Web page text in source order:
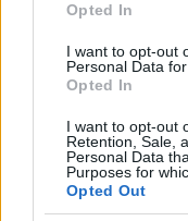
Opted In
I want to opt-out
Personal Data
Opted In
I want to opt-out
Retention, Sale,
Personal Data
Purposes for
Opted Out